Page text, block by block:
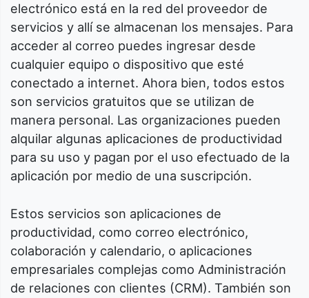
electrónico está en la red del proveedor de
servicios y allí se almacenan los mensajes. Para
acceder al correo puedes ingresar desde
cualquier equipo o dispositivo que esté
conectado a internet. Ahora bien, todos estos
son servicios gratuitos que se utilizan de
manera personal. Las organizaciones pueden
alquilar algunas aplicaciones de productividad
para su uso y pagan por el uso efectuado de la
aplicación por medio de una suscripción.
Estos servicios son aplicaciones de
productividad, como correo electrónico,
colaboración y calendario, o aplicaciones
empresariales complejas como Administración
de relaciones con clientes (CRM). También son